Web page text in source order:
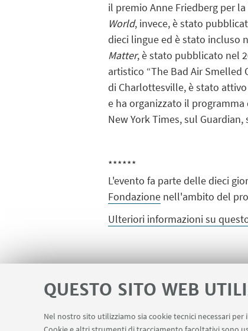
QUESTO SITO WEB
Nel nostro sito utilizziamo sia cookie tecnici necessari
il premio Anne Friedberg per
World, invece, è stato
dieci lingue ed è stato incluso
Matter, è stato pubblicato nel
artistico “The Bad Air Smelled
di Charlottesville, è stato
e ha organizzato il
New York Times, sul
******
L'evento fa parte delle dieci
Fondazione nell'ambito del
Ulteriori informazioni su
Atlas of Transitions